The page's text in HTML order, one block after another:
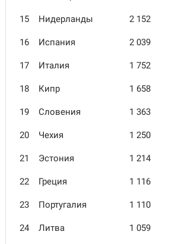
15 Нидерланды 2 152
16 Испания 2 039
17 Италия 1 752
18 Кипр 1 658
19 Словения 1 363
20 Чехия 1 250
21 Эстония 1 214
22 Греция 1 116
23 Португалия 1 110
24 Литва 1 059